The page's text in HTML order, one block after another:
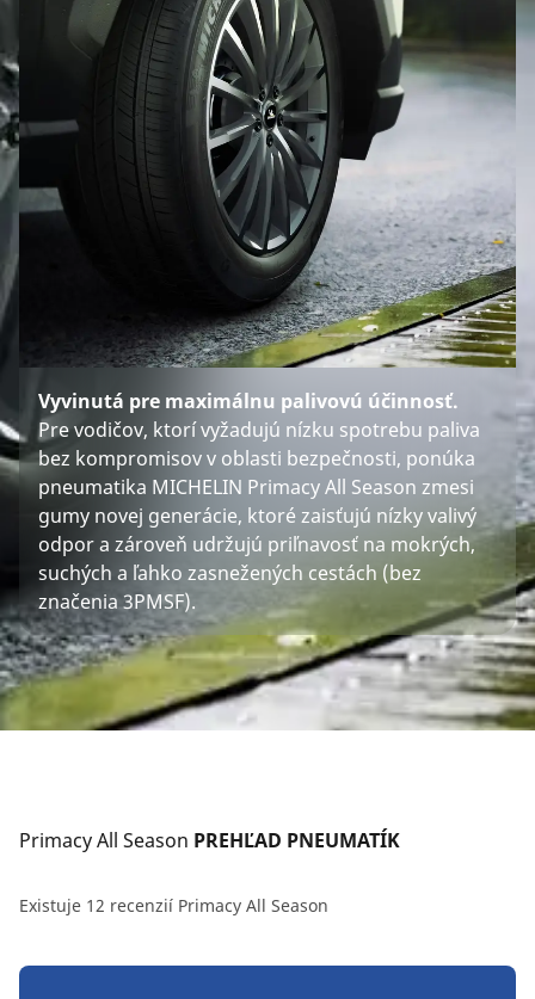
Vyvinutá pre maximálnu palivovú účinnosť.
Pre vodičov, ktorí vyžadujú nízku spotrebu paliva
bez kompromisov v oblasti bezpečnosti, ponúka
pneumatika MICHELIN Primacy All Season zmesi
gumy novej generácie, ktoré zaisťujú nízky valivý
odpor a zároveň udržujú priľnavosť na mokrých,
suchých a ľahko zasnežených cestách (bez
značenia 3PMSF).
Primacy All Season PREHĽAD PNEUMATÍK
Existuje 12 recenzií Primacy All Season